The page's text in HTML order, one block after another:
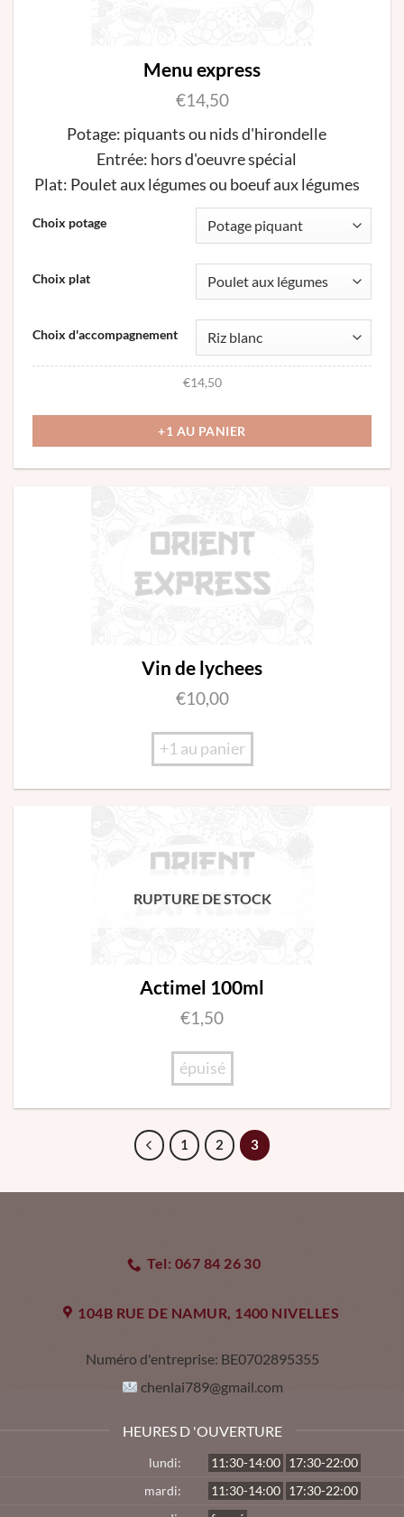
Menu express
€14,50
Potage: piquants ou nids d'hirondelle
Entrée: hors d'oeuvre spécial
Plat: Poulet aux légumes ou boeuf aux légumes
Ce
produit
a
plusieurs
Les
options
peuvent
être
choisies
du
produit
Choix potage
Choix plat
Choix d'accompagnement
€14,50
+1 AU PANIER
Vin de lychees
€10,00
+1 au panier
RUPTURE DE STOCK
Actimel 100ml
€1,50
épuisé
1 2 3
Tel: 067 84 26 30
104B RUE DE NAMUR, 1400 NIVELLES
Numéro d'entreprise: BE0702895355
chenlai789@gmail.com
HEURES D 'OUVERTURE
lundi: 11:30-14:00 17:30-22:00
mardi:
11:30-14:00 17:30-22:00